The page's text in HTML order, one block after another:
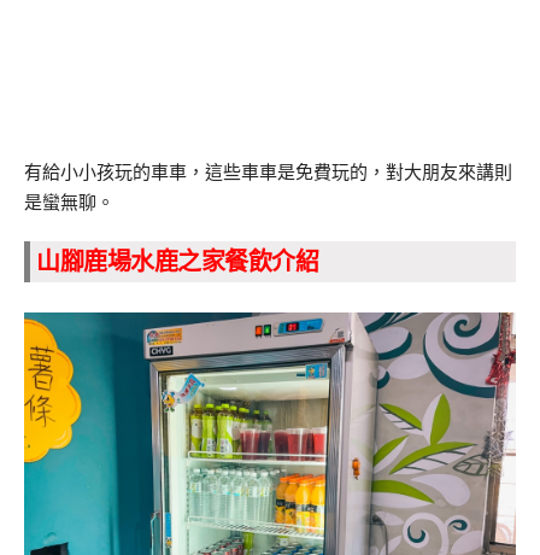
有給小小孩玩的車車，這些車車是免費玩的，對大朋友來講則
是蠻無聊。
山腳鹿場水鹿之家餐飲介紹